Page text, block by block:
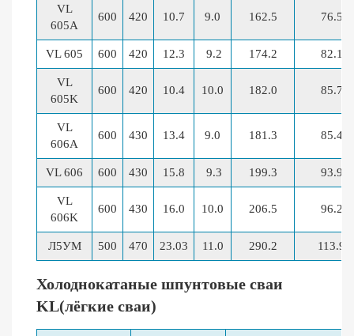
VL
605A
600 420 10.7 9.0 162.5 76.5
VL 605 600 420 12.3 9.2 174.2 82.1
VL
605K
600 420 10.4 10.0 182.0 85.7
VL
606A
600 430 13.4 9.0 181.3 85.4
VL 606 600 430 15.8 9.3 199.3 93.9
VL
606K
600 430 16.0 10.0 206.5 96.2
Л5УМ 500 470 23.03 11.0 290.2 113.9
Холоднокатаные шпунтовые сваи
KL(лёгкие сваи)